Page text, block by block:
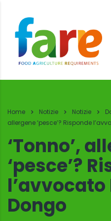
Home Notizie Notizie
allergene ‘pesce’? Risponde
‘Tonno’,
‘pesce’?
l’avvocato
Dongo